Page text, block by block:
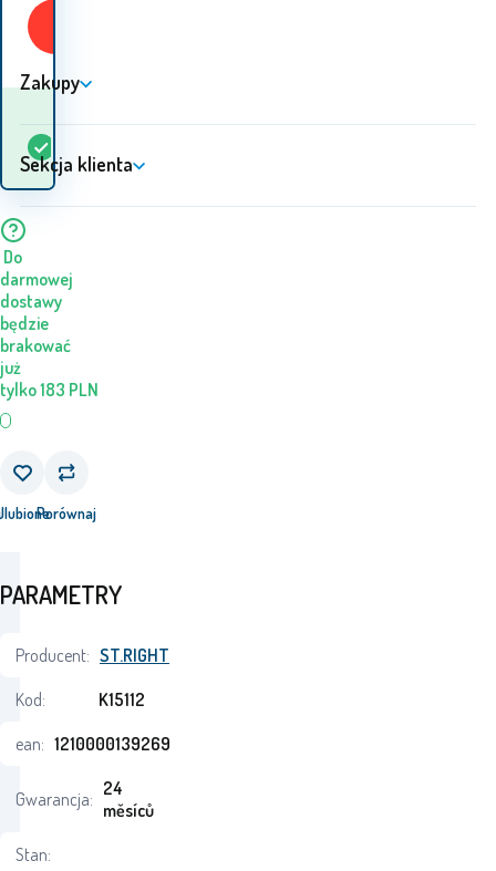
magazynie
Kiedy otrzymam
Do
darmowej
dostawy
będzie
brakować
już
tylko183 PLN
Porównaj
PARAMETRY
Producent: ST.RIGHT
Kod:
K15112
ean: 1210000139269
Gwarancja: 24
měsíců
Stan:
Zakupy
Sekcja klienta